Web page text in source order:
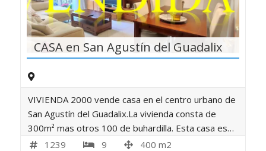
CASA en San Agustín del Guadalix
VIVIENDA 2000 vende casa en el centro urbano de
San Agustín del Guadalix.La vivienda consta de
300m² mas otros 100 de buhardilla. Esta casa es…
1239
9 400 m2